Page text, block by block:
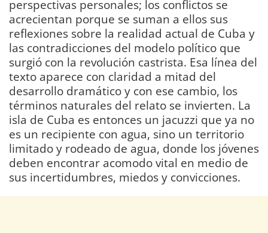
perspectivas personales; los conflictos se
acrecientan porque se suman a ellos sus
reflexiones sobre la realidad actual de Cuba y
las contradicciones del modelo político que
surgió con la revolución castrista. Esa línea del
texto aparece con claridad a mitad del
desarrollo dramático y con ese cambio, los
términos naturales del relato se invierten. La
isla de Cuba es entonces un jacuzzi que ya no
es un recipiente con agua, sino un territorio
limitado y rodeado de agua, donde los jóvenes
deben encontrar acomodo vital en medio de
sus incertidumbres, miedos y convicciones.